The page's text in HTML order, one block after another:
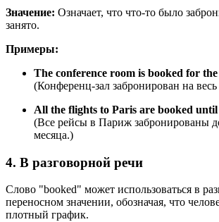
Значение: Означает, что что-то было
занято.
Примеры:
The conference room is booked for
(Конференц-зал забронирован на
All the flights to Paris are booked
(Все рейсы в Париж забронированы
месяца.)
4. В разговорной речи
Слово "booked" может использоваться в
переносном значении, обозначая, что
плотный график.